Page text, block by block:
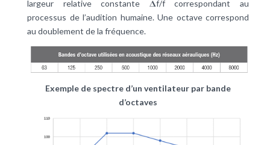
largeur relative constante 𝚫f/f correspondant au
processus de l’audition humaine. Une octave correspond
au doublement de la fréquence.
Exemple de spectre d’un ventilateur par bande
d’octaves